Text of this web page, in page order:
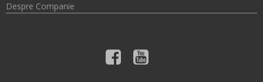
Despre Companie